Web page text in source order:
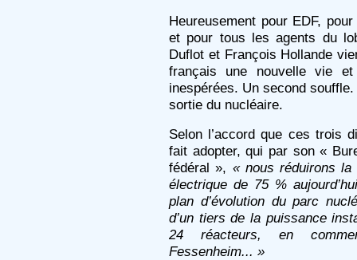
Heureusement pour EDF,
et pour tous les agents du
Duflot et François Hollande
français une nouvelle vie et
inespérées. Un second
sortie du nucléaire.
Selon l’accord que ces trois
fait adopter, qui par son «
fédéral », « nous réduirons
électrique de 75 %
plan d’évolution du parc
d’un tiers de la puissance
24 réacteurs, en
Fessenheim... »